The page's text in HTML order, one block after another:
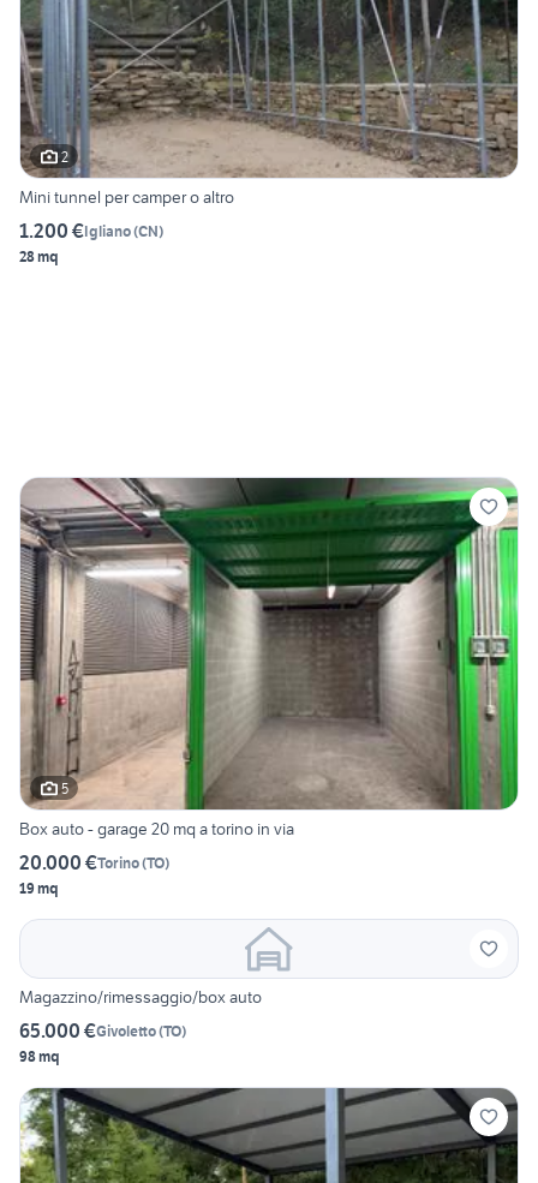
2
Mini tunnel per camper o altro
1.200 €Igliano(CN)
28 mq
5
Box auto - garage 20 mq a torino in via
20.000 €Torino(TO)
19 mq
Magazzino/rimessaggio/box auto
65.000 €Givoletto(TO)
98 mq